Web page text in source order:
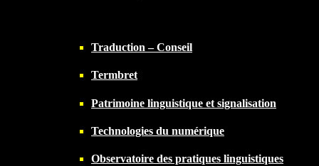
Traduction – Conseil
Termbret
Patrimoine linguistique et signalisation
Technologies du numérique
Observatoire des pratiques linguistiques